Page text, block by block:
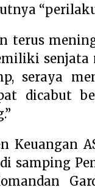
terus
senjata
seraya
dicabut
Keuangan
samping